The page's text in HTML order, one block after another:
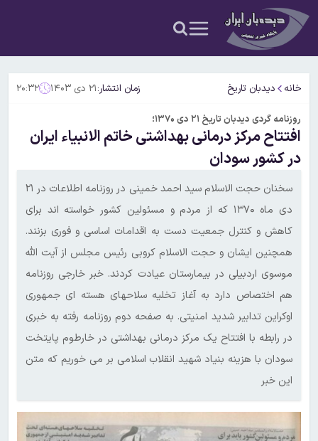
خانه دیدبان تاریخ زمان انتشار:۲۱ دی ۱۴۰۳ ۲۰:۳۲
روزنامه گردی دیدبان تاریخ ۲۱ دی ۱۳۷۰؛
افتتاح مرکز درمانی بهداشتی خاتم الانبیاء ایران
در کشور سودان
سخنان حجت الاسلام سید احمد خمینی در روزنامه اطلاعات در ۲۱
دی ماه ۱۳۷۰ که از مردم و مسئولین کشور خواسته اند برای
کاهش و کنترل جمعیت دست به اقدامات اساسی و فوری بزنند.
همچنین ایشان و حجت الاسلام کروبی رئیس مجلس از آیت الله
موسوی اردبیلی در بیمارستان عیادت کردند. خبر خارجی روزنامه
هم اختصاص دارد به آغاز تخلیه سلاحهای هسته ای جمهوری
اوکراین تدابیر شدید امنیتی. به صفحه دوم روزنامه رفته به خبری
در رابطه با افتتاح یک مرکز درمانی بهداشتی در خارطوم‌ پایتخت
سودان با هزینه بنیاد شهید انقلاب اسلامی بر می خوریم که متن
این خبر